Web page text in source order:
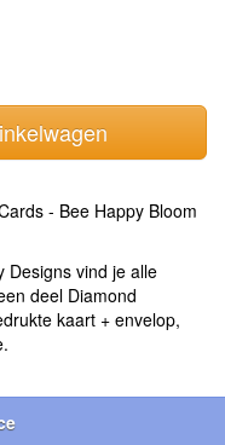
- Bee Happy Bloom
Designs vind je alle
deel Diamond
kaart + envelop,